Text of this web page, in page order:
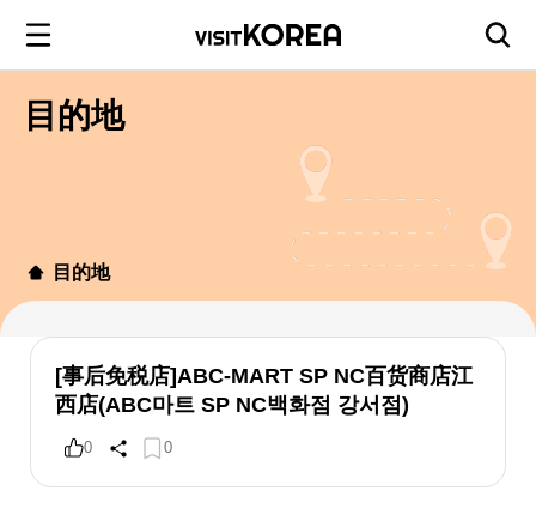
目的地
目的地
[事后免税店]ABC-MART SP NC百货商店江
西店(ABC마트 SP NC백화점 강서점)
0 0